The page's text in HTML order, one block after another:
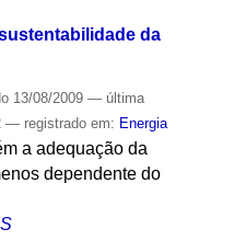
da
13/08/2009 — última
— registrado em: Energia
a adequação da
dependente do